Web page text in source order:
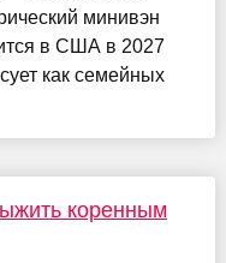
минивэн
в США в 2027
как семейных
коренным